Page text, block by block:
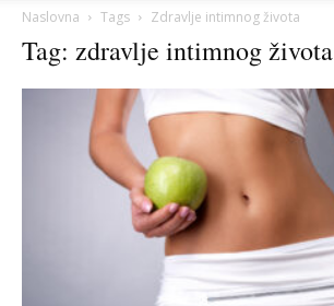
Naslovna Tags Zdravlje intimnog života
Tag: zdravlje intimnog života